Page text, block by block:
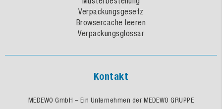
Verpackungsgesetz
Browsercache leeren
Verpackungsglossar
Kontakt
MEDEWO GmbH – Ein Unternehmen der MEDEWO GRUPPE